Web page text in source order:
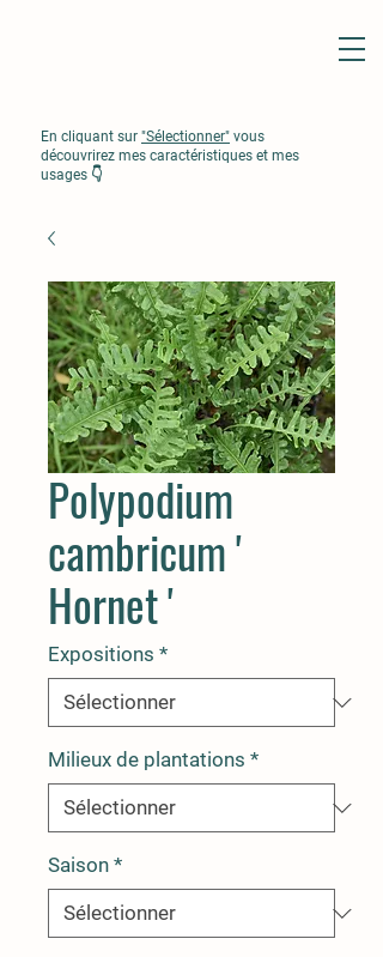
En cliquant sur "Sélectionner" vous
découvrirez mes caractéristiques et mes
usages 👇
Polypodium
cambricum '
Hornet '
Expositions *
Milieux de plantations *
Saison *